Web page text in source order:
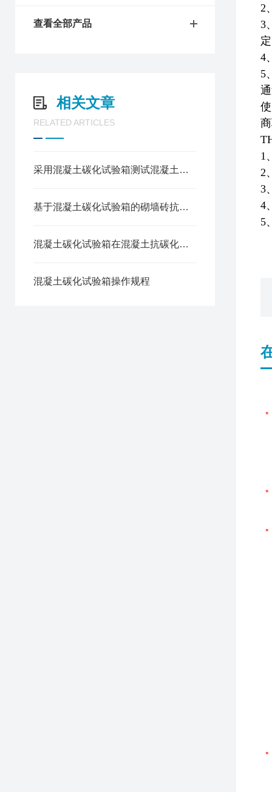
查看全部产品
相关文章
RELATED ARTICLES
采用混凝土碳化试验箱测试混凝土砌块抗碳化性能的方法
基于混凝土碳化试验箱的砌墙砖抗碳化能力检测方法
混凝土碳化试验箱在混凝土抗碳化性能检测中的应用方法
混凝土碳化试验箱操作规程
2
3
4
5
1
2
3
4